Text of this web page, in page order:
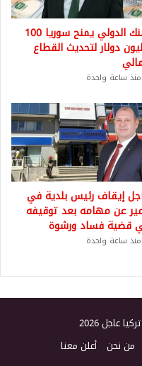
البنك الدولي يمنح سوريا 100
دولار لتحديث القطاع
منذ ساعة واحدة
إيقاف رئيس بلدية في
عن مهامه بعد توقيفه
قضية فساد ورشوة
منذ ساعة واحدة
عاجل 2026
من نحن أعلن معنا